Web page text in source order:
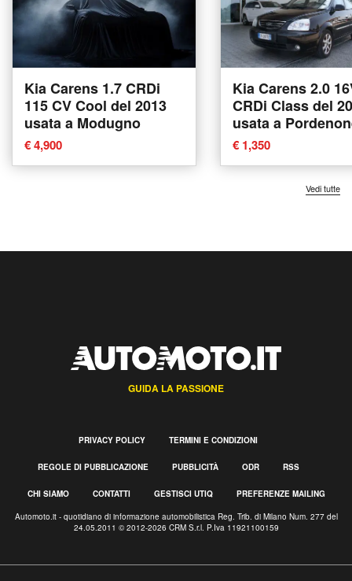
Kia Carens 1.7 CRDi
115 CV Cool del 2013
usata a Modugno
€ 4,900
Kia Carens 2.0
CRDi Class del
usata a
€ 1,350
Vedi tutte
GUIDA LA PASSIONE
PRIVACY POLICY TERMINI E CONDIZIONI
REGOLE DI PUBBLICAZIONE PUBBLICITÀ ODR RSS
CHI SIAMO CONTATTI GESTISCI UTIQ PREFERENZE MAILING
Automoto.it - quotidiano di informazione automobilistica Reg. Trib. di Milano Num. 277 del
24.05.2011 © 2012-2026 CRM S.r.l. P.Iva 11921100159